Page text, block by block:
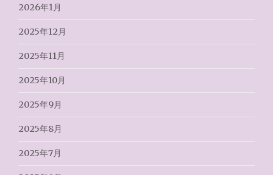
2026年1月
2025年12月
2025年11月
2025年10月
2025年9月
2025年8月
2025年7月